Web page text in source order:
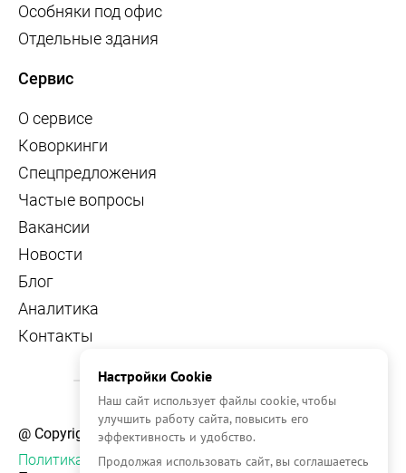
Особняки под офис
Отдельные здания
Сервис
О сервисе
Коворкинги
Спецпредложения
Частые вопросы
Вакансии
Новости
Блог
Аналитика
Контакты
@ Copyright, 2026 OFFICE NAVIGATOR
Политика конфиденциальности
Настройки Cookie
Наш сайт использует файлы cookie, чтобы
улучшить работу сайта, повысить его
эффективность и удобство.
Продолжая использовать сайт, вы соглашаетесь